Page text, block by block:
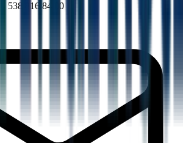
- 538 816 84 00